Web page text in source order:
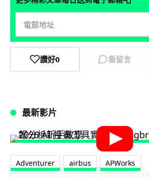
讚好0 看留言
最新影片
Adventurer airbus
APWorks